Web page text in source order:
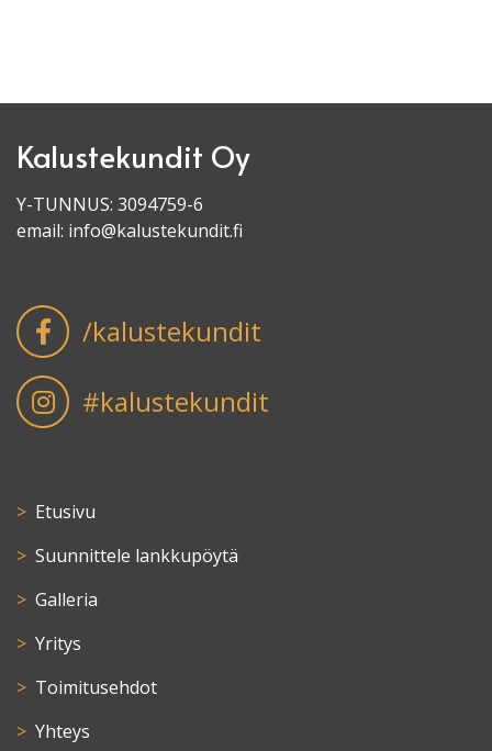
Kalustekundit Oy
Y-TUNNUS: 3094759-6
email: info@kalustekundit.fi
/kalustekundit
#kalustekundit
Etusivu
Suunnittele lankkupöytä
Galleria
Yritys
Toimitusehdot
Yhteys